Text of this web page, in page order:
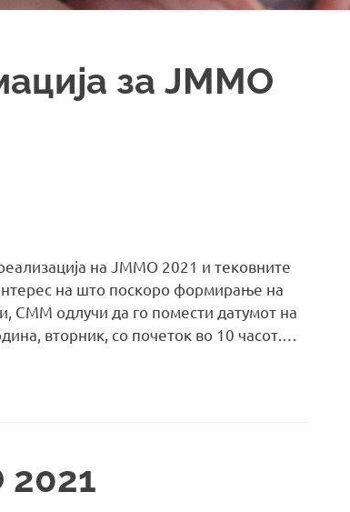
за ЈММО
на ЈММО 2021 и тековните
на што поскоро формирање на
СММ одлучи да го помести датумот на
вторник, со почеток во 10 часот.…